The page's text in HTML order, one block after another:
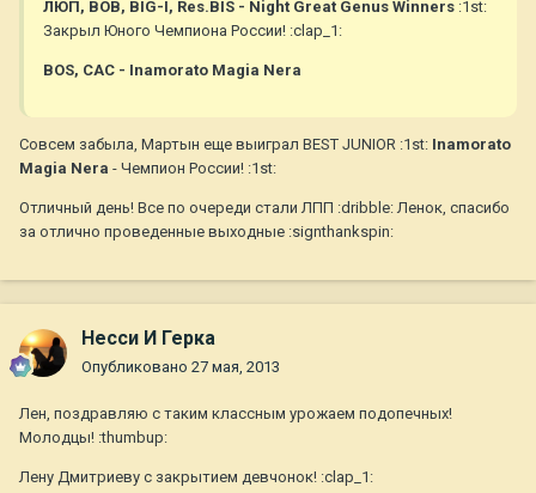
ЛЮП, BOB, BIG-I, Res.BIS - Night Great Genus Winners :1st:
Закрыл Юного Чемпиона России! :clap_1:
BOS, CAC - Inamorato Magia Nera
Совсем забыла, Мартын еще выиграл BEST JUNIOR :1st: Inamorato
Magia Nera - Чемпион России! :1st:
Отличный день! Все по очереди стали ЛПП :dribble: Ленок, спасибо
за отлично проведенные выходные :signthankspin:
Несси И Герка
Опубликовано 27 мая, 2013
Лен, поздравляю с таким классным урожаем подопечных!
Молодцы! :thumbup:
Лену Дмитриеву с закрытием девчонок! :clap_1: